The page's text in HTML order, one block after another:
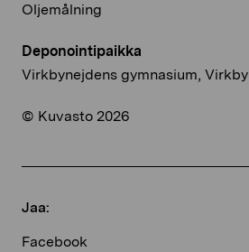
Oljemålning
Deponointipaikka
Virkbynejdens gymnasium, Virkby
© Kuvasto 2026
Jaa:
Facebook